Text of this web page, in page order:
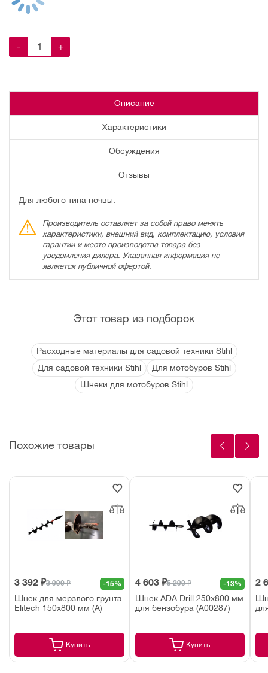
- +
Описание
Характеристики
Обсуждения
Отзывы
Для любого типа почвы.
Производитель оставляет за собой право менять
характеристики, внешний вид, комплектацию, условия
гарантии и место производства товара без
уведомления дилера. Указанная информация не
является публичной офертой.
Этот товар из подборок
Расходные материалы для садовой техники Stihl
Для садовой техники Stihl
Для мотобуров Stihl
Шнеки для мотобуров Stihl
Похожие товары
3 392 ₽3 990 ₽ -15%
Шнек для мерзлого грунта
Elitech 150х800 мм (А)
Купить
4 603 ₽5 290 ₽ -13%
Шнек ADA Drill 250х800 мм
для бензобура (A00287)
Купить
2